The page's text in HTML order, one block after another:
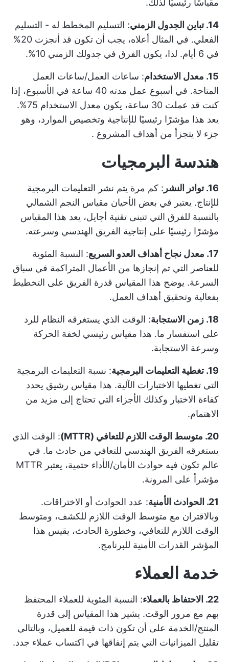
مقياسًا رئيسيًا لذلك.
14. تباين الجدول الزمني
: التسليم المخطط له - التسليم
الفعلي. في المثال أعلاه، يجب أن تكون قد أنجزت 20%
في 6 أيام. لذا، يكون الفرق في جدولك الزمني 10%.
15. معدل الاستخدام
: ساعات العمل/ساعات العمل
المتاحة. في أسبوع عمل مدته 40 ساعة في الأسبوع، إذا
كنت قد عملت 30 ساعة، يكون معدل الاستخدام 75%.
يعد هذا مؤشرًا رئيسيًا للإنتاجية وتخصيص الموارد، وهو
جزء لا يتجزأ من أهداف المشروع .
هندسة البرمجيات
16. تواتر النشر
: كم مرة يتم نشر التعليمات البرمجية
للإنتاج. يعتبر في بعض الأحيان مقياس النجم الشمالي
بالنسبة للفرق التي تتبنى تقنية أجايل، يعد هذا المقياس
مؤشرًا رئيسيًا على إنتاجية الفريق الهندسي وسرعته.
17. معدل نجاح أهداف العدو السريع
: النسبة المئوية
للعناصر التي تم إنجازها من الأعمال المتراكمة في سباق
السرعة. يوضح هذا المقياس قدرة الفريق على التخطيط
بفعالية وتحقيق أهداف العمل.
18. زمن الاستجابة
: الوقت الذي يستغرقه النظام للرد
على استفسار ما. هذا مقياس رئيسي لخفة الحركة
وسرعة الاستجابة.
19. تغطية التعليمات البرمجية
: نسبة التعليمات البرمجية
التي تغطيها الاختبارات الآلية. هذا مقياس رشيق يحدد
كفاءة الاختبار وكذلك الأجزاء التي تحتاج إلى مزيد من
الاهتمام.
20. متوسط الوقت اللازم للتعافي (MTTR)
: الوقت الذي
يستغرقه الفريق الهندسي للتعافي من حادث ما. في
عالم تكون فيه حوادث الأمان/الأداء حتمية، يعتبر MTTR
مؤشراً على المرونة.
21. الحوادث الأمنية
: عدد الحوادث أو الاختراقات.
وبالاقتران مع متوسط الوقت اللازم للكشف، ومتوسط
الوقت اللازم للتعافي، وخطورة الحادث، يقيس هذا
المؤشر القدرات الأمنية للبرنامج.
خدمة العملاء
22. الاحتفاظ بالعملاء
: النسبة المئوية للعملاء المحتفظ
بهم مع مرور الوقت. يشير هذا المقياس إلى قدرة
المنتج/الخدمة على أن تكون ذات قيمة للعميل، وبالتالي
تقليل الميزانيات التي يتم إنفاقها في اكتساب عملاء جدد.